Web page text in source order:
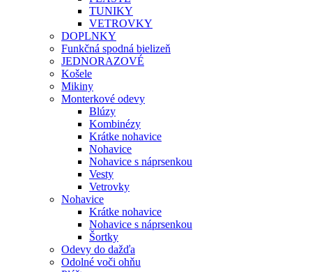
TUNIKY
VETROVKY
DOPLNKY
Funkčná spodná bielizeň
JEDNORAZOVÉ
Košele
Mikiny
Monterkové odevy
Blúzy
Kombinézy
Krátke nohavice
Nohavice
Nohavice s náprsenkou
Vesty
Vetrovky
Nohavice
Krátke nohavice
Nohavice s náprsenkou
Šortky
Odevy do dažďa
Odolné voči ohňu